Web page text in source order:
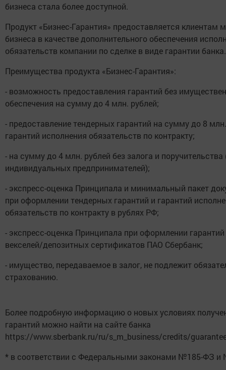
бизнеса стала более доступной.
Продукт «Бизнес-Гарантия» предоставляется клиентам
бизнеса в качестве дополнительного обеспечения
обязательств компании по сделке в виде гарантии банка.
Преимущества продукта «Бизнес-Гарантия»:
- возможность предоставления гарантий без
обеспечения на сумму до 4 млн. рублей;
- предоставление тендерных гарантий на сумму до 8
гарантий исполнения обязательств по контракту;
- на сумму до 4 млн. рублей без залога и поручительства
индивидуальных предпринимателей);
- экспресс-оценка Принципала и минимальный пакет
при оформлении тендерных гарантий и гарантий
обязательств по контракту в рублях РФ;
- экспресс-оценка Принципала при оформлении
векселей/депозитных сертификатов ПАО Сбербанк;
- имущество, передаваемое в залог, не подлежит
страхованию.
Более подробную информацию о новых условиях
гарантий можно найти на сайте банка
https://www.sberbank.ru/ru/s_m_business/credits/
* в соответствии с Федеральными законами №185-ФЗ